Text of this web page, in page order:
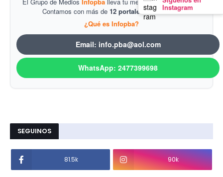
Contamos con más de 12 portales de noticias.
¿Qué es Infopba?
Email: info.pba@aol.com
WhatsApp: 2477399698
Instagram
SEGUINOS
81.5k 90k